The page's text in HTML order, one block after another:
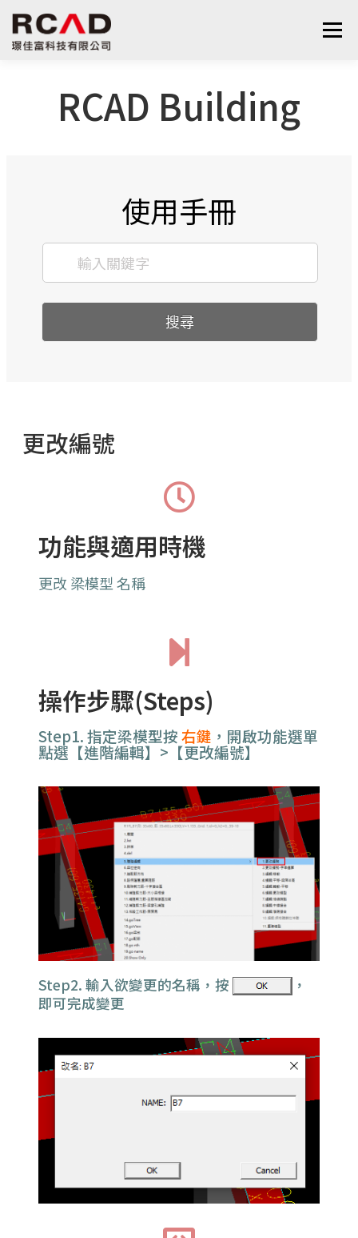
選單
算量服務
RCAD Building
使用手冊
搜尋
更改編號
功能與適用時機
更改 梁模型 名稱
操作步驟(Steps)
Step1. 指定梁模型按右鍵 ，開啟功能選單
點選【進階編輯】>【更改編號】
Step2. 輸入欲變更的名稱，按
，
即可完成變更